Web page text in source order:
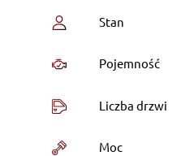
Stan
Pojemność
Liczba drzwi
Moc